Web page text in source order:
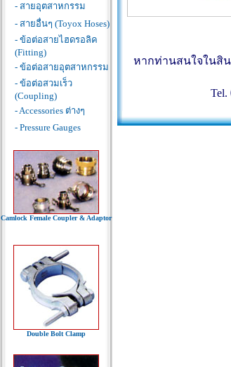
- สายอุตสาหกรรม
- สายอื่นๆ (Toyox Hoses)
- ข้อต่อสายไฮดรอลิค
(Fitting)
- ข้อต่อสายอุตสาหกรรม
- ข้อต่อสวมเร็ว
(Coupling)
- Accessories ต่างๆ
- Pressure Gauges
Camlock Female Coupler & Adaptor
Double Bolt Clamp
หากท่านสนใจในสิ
Tel.